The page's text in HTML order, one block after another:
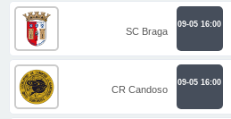
SC Braga
09-05 16:00
CR Candoso
09-05 16:00